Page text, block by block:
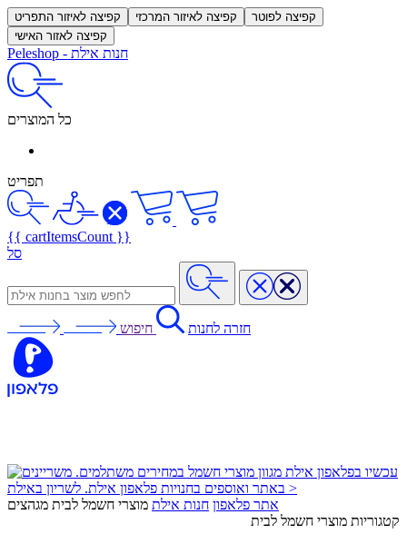
קפיצה לאיזור התפריט קפיצה לאיזור המרכזי
קפיצה לפוטר
קפיצה לאזור האישי
Peleshop - חנות אילת
כל המוצרים
תפריט
{{ cartItemsCount }}
סל
חזרה לחנות חיפוש
אתר פלאפון חנות אילת מוצרי חשמל לבית מגהצים
קטגוריות מוצרי חשמל לבית